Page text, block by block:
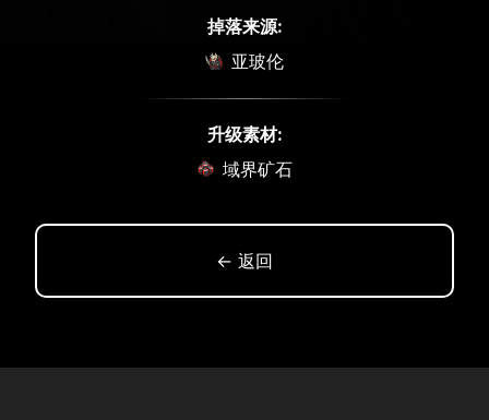
掉落来源:
亚玻伦
升级素材:
域界矿石
← 返回